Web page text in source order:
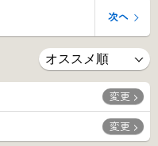
次へ
変更
変更